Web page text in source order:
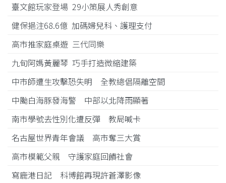
臺文館玩家登場 29小策展人秀創意
健保挹注68.6億 加碼婦兒科、護理支付
高市推家庭桌遊 三代同樂
九旬阿媽黃麗琴 巧手打造微縮建築
中市師遭生攻擊恐失明 全教總倡隔離空間
中颱白海豚發海警 中部以北降雨顯著
南市學號去性別化遭反彈 教局喊卡
名古屋世界青年會議 高市奪三大賞
高市模範父親 守護家庭回饋社會
寫鹿港日記 科博館再現許蒼澤影像